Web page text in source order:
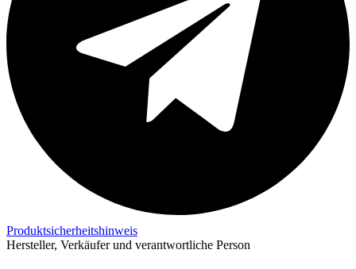
Produktsicherheitshinweis
Hersteller, Verkäufer und verantwortliche Person